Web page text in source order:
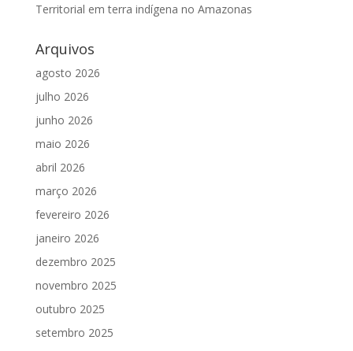
Territorial em terra indígena no Amazonas
Arquivos
agosto 2026
julho 2026
junho 2026
maio 2026
abril 2026
março 2026
fevereiro 2026
janeiro 2026
dezembro 2025
novembro 2025
outubro 2025
setembro 2025